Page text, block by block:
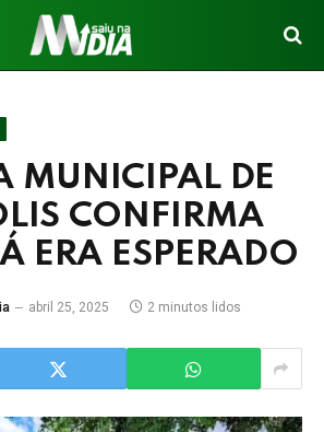
MUNICIPAL DE
CONFIRMA
ERA ESPERADO
abril 25, 2025 2 minutos lidos